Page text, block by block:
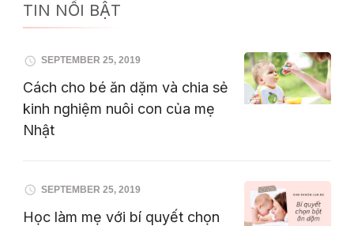
TIN NỔI BẬT
SEPTEMBER 25, 2019
Cách cho bé ăn dặm và chia sẻ
kinh nghiệm nuôi con của mẹ
Nhật
SEPTEMBER 25, 2019
Học làm mẹ với bí quyết chọn